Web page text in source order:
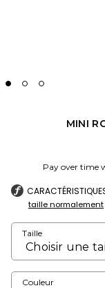
MINI
Pay over time
taille normalement
Taille
Couleur